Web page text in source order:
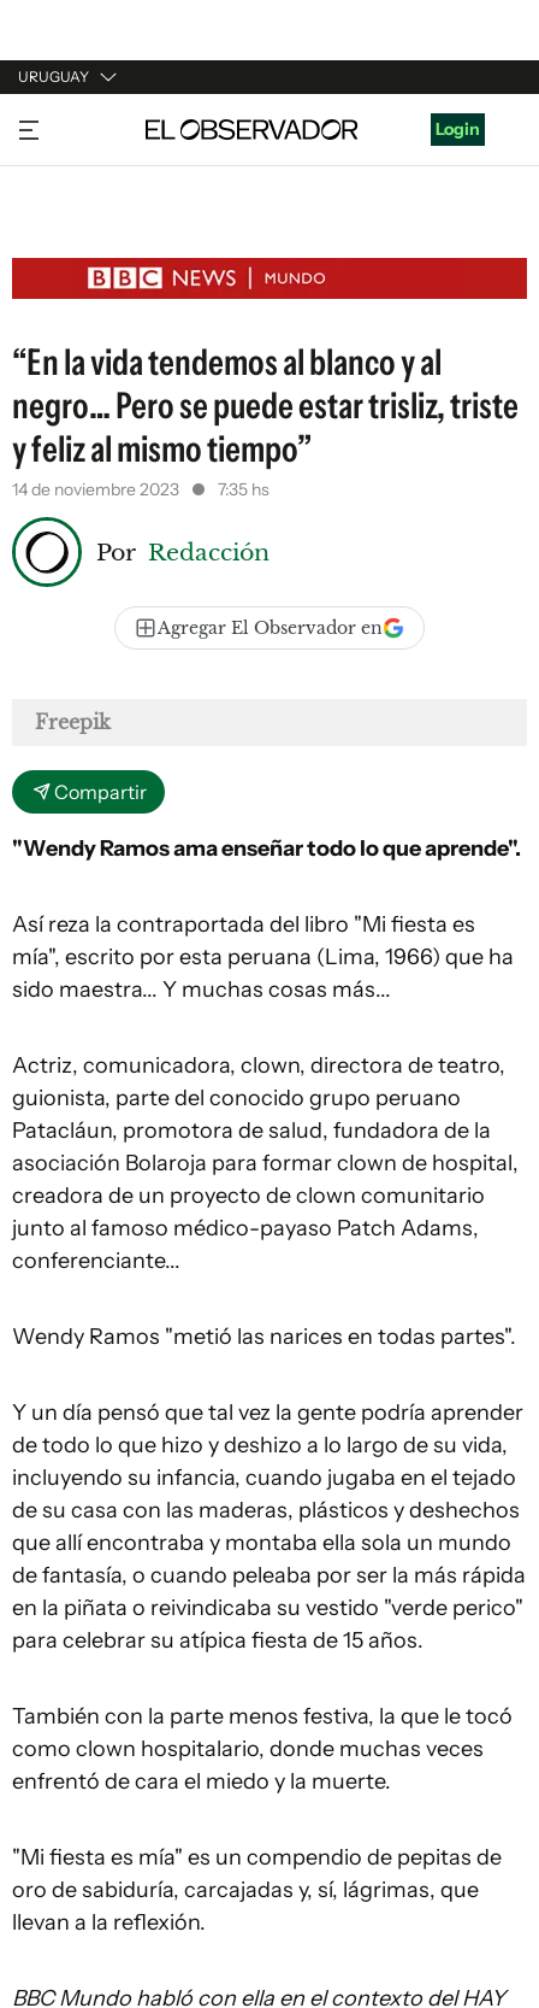
URUGUAY
URUGUAY
ARGENTINA
ESTADOS UNIDOS
Login
“En la vida tendemos al blanco y al
negro… Pero se puede estar trisliz, triste
y feliz al mismo tiempo”
14 de noviembre 2023 7:35 hs
Por Redacción
Agregar El Observador en
Freepik
Compartir
"Wendy Ramos ama enseñar todo lo que aprende".
Así reza la contraportada del libro "Mi fiesta es
mía", escrito por esta peruana (Lima, 1966) que ha
sido maestra... Y muchas cosas más...
Actriz, comunicadora, clown, directora de teatro,
guionista, parte del conocido grupo peruano
Patacláun, promotora de salud, fundadora de la
asociación Bolaroja para formar clown de hospital,
creadora de un proyecto de clown comunitario
junto al famoso médico-payaso Patch Adams,
conferenciante...
Wendy Ramos "metió las narices en todas partes".
Y un día pensó que tal vez la gente podría aprender
de todo lo que hizo y deshizo a lo largo de su vida,
incluyendo su infancia, cuando jugaba en el tejado
de su casa con las maderas, plásticos y deshechos
que allí encontraba y montaba ella sola un mundo
de fantasía, o cuando peleaba por ser la más rápida
en la piñata o reivindicaba su vestido "verde perico"
para celebrar su atípica fiesta de 15 años.
También con la parte menos festiva, la que le tocó
como clown hospitalario, donde muchas veces
enfrentó de cara el miedo y la muerte.
"Mi fiesta es mía" es un compendio de pepitas de
oro de sabiduría, carcajadas y, sí, lágrimas, que
llevan a la reflexión.
BBC Mundo habló con ella en el contexto del HAY